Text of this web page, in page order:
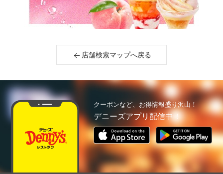
店舗検索マップへ戻る
クーポンなど、お得情報盛り沢山！
デニーズアプリ配信中！